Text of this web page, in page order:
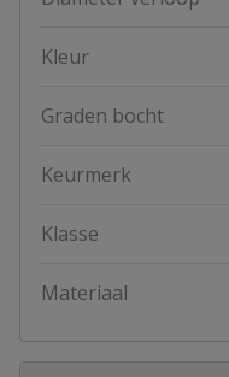
Kleur
Graden bocht
Keurmerk
Klasse
Materiaal